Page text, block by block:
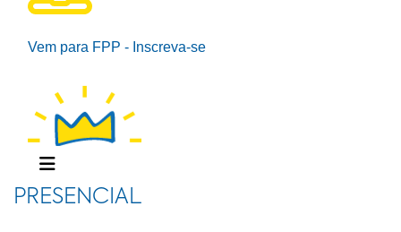
Vem para FPP - Inscreva-se
PRESENCIAL